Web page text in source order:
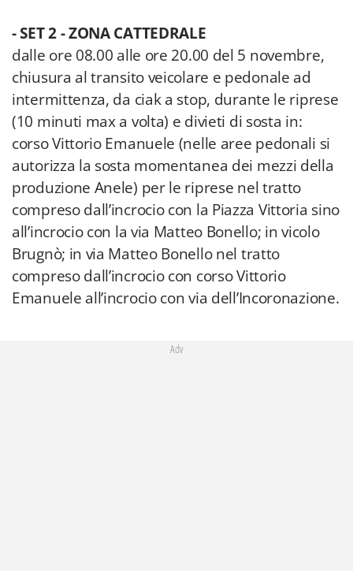
- SET 2 - ZONA CATTEDRALE
dalle ore 08.00 alle ore 20.00 del 5 novembre,
chiusura al transito veicolare e pedonale ad
intermittenza, da ciak a stop, durante le riprese
(10 minuti max a volta) e divieti di sosta in:
corso Vittorio Emanuele (nelle aree pedonali si
autorizza la sosta momentanea dei mezzi della
produzione Anele) per le riprese nel tratto
compreso dall’incrocio con la Piazza Vittoria sino
all’incrocio con la via Matteo Bonello; in vicolo
Brugnò; in via Matteo Bonello nel tratto
compreso dall’incrocio con corso Vittorio
Emanuele all’incrocio con via dell’Incoronazione.
Adv